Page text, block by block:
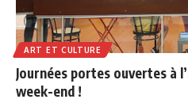
ART ET CULTURE
Journées portes ouvertes à
week-end !